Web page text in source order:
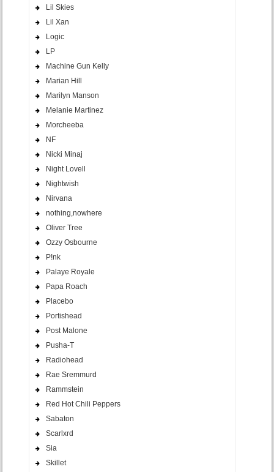
Lil Skies
Lil Xan
Logic
LP
Machine Gun Kelly
Marian Hill
Marilyn Manson
Melanie Martinez
Morcheeba
NF
Nicki Minaj
Night Lovell
Nightwish
Nirvana
nothing,nowhere
Oliver Tree
Ozzy Osbourne
P!nk
Palaye Royale
Papa Roach
Placebo
Portishead
Post Malone
Pusha-T
Radiohead
Rae Sremmurd
Rammstein
Red Hot Chili Peppers
Sabaton
Scarlxrd
Sia
Skillet